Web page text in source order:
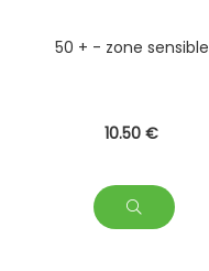
50 + - zone sensible
10.50 €